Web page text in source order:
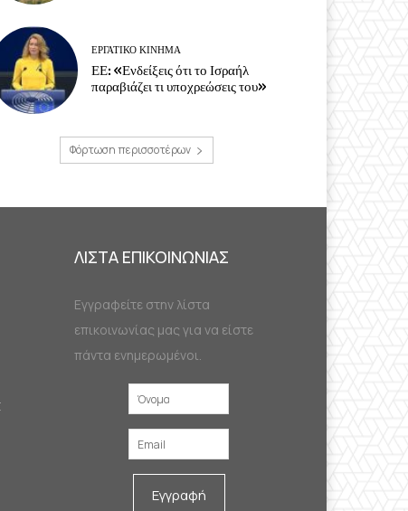
ΕΡΓΑΤΙΚΟ ΚΙΝΗΜΑ
ΕΕ: «Ενδείξεις ότι το Ισραήλ
παραβιάζει τι υποχρεώσεις του»
Φόρτωση περισσοτέρων
ΛΙΣΤΑ ΕΠΙΚΟΙΝΩΝΙΑΣ
Εγγραφείτε στην λίστα
επικοινωνίας μας για να είστε
πάντα ενημερωμένοι.
Εγγραφή